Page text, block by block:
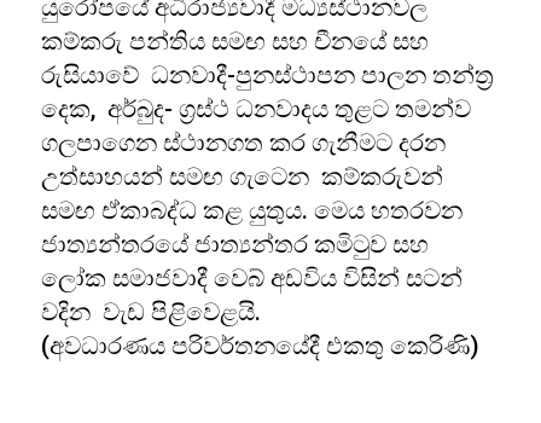
යුරෝපයේ අධිරාජ්‍යවාදී මධ්‍යස්ථානවල
කම්කරු පන්තිය සමඟ සහ චීනයේ සහ
රුසියාවේ ධනවාදී-පුනස්ථාපන පාලන තන්ත්‍ර
දෙක, අර්බුද- ග්‍රස්ථ ධනවාදය තුළට තමන්ව
ගලපාගෙන ස්ථානගත කර ගැනීමට දරන
උත්සාහයන් සමඟ ගැටෙන කම්කරුවන්
සමඟ ඒකාබද්ධ කළ යුතුය. මෙය හතරවන
ජාත්‍යන්තරයේ ජාත්‍යන්තර කමිටුව සහ
ලෝක සමාජවාදී වෙබ් අඩවිය විසින් සටන්
වදින වැඩ පිළිවෙළයි.
(අවධාරණය පරිවර්තනයේදී එකතු කෙරිණි)